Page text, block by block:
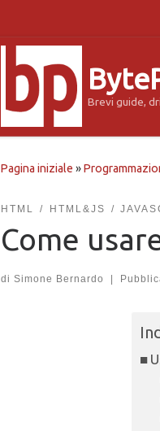
Brevi guide,
Pagina iniziale »
HTML HTML&JS
Come
di Simone Bernardo